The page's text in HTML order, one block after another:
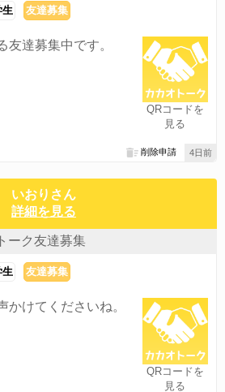
生 友達募集
QRコードを
見る
友達募集中です。
4日前
削除申請
いおりさん
詳細を見る
ーク友達募集
生 友達募集
QRコードを
見る
かけてくださいね。